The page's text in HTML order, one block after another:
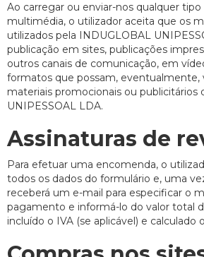
Ao carregar ou enviar-nos qualquer
multimédia, o utilizador aceita que os
utilizados pela INDUGLOBAL
publicação em sites, publicações
outros canais de comunicação, em
formatos que possam, eventualmente,
materiais promocionais ou publicitários
UNIPESSOAL LDA.
Assinaturas de
Para efetuar uma encomenda, o
todos os dados do formulário e, uma
receberá um e-mail para especificar o
pagamento e informá-lo do valor total
incluído o IVA (se aplicável) e calculado